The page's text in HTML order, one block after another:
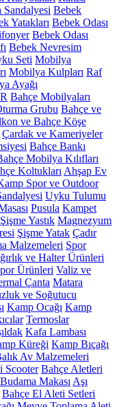
Sandalyesi Bebek
Yatakları Bebek Odası
Bebek Odası
Bebek Nevresim
Seti Mobilya
Mobilya Kulpları Raf
Ayağı
Bahçe Mobilyaları
Grubu Bahçe ve
ve Bahçe Köşe
Çardak ve Kameriyeler
Bahçe Bankı
Mobilya Kılıfları
Koltukları Ahşap Ev
Spor ve Outdoor
Uyku Tulumu
Pusula Kampet
Şişme Yastık Magnezyum
Şişme Yatak Çadır
Malzemeleri Spor
ve Halter Ürünleri
Ürünleri Valiz ve
Çanta Matara
ve Soğutucu
Kamp Ocağı Kamp
Termoslar
Kafa Lambası
Küreği Kamp Bıçağı
Av Malzemeleri
Scooter Bahçe Aletleri
Budama Makası Aşı
Bahçe El Aleti Setleri